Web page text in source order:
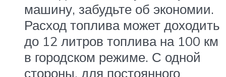
машину, забудьте об экономии.
Расход топлива может доходить
до 12 литров топлива на 100 км
в городском режиме. С одной
стороны, для постоянного